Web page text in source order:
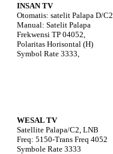
INSAN TV
Otomatis: satelit Palapa D/C2.
Manual: Satelit Palapa
Frekwensi TP 04052,
Polaritas Horisontal (H)
Symbol Rate 3333,
WESAL TV
Satellite Palapa/C2, LNB
Freq: 5150-Trans Freq 4052
Symbole Rate 3333